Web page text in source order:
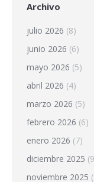
Archivo
julio 2026 (8)
junio 2026 (6)
mayo 2026 (5)
abril 2026 (4)
marzo 2026 (5)
febrero 2026 (6)
enero 2026 (7)
diciembre 2025
noviembre 2025